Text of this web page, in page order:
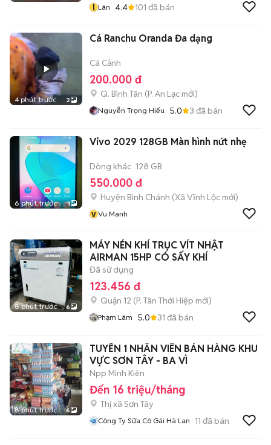
l Lân 4.4 101 đã bán
4 phút trước 2
Cá Ranchu Oranda Đa dạng
Cá Cảnh
200.000 đ
Q. Bình Tân (P. An Lạc mới)
Nguyễn Trọng Hiếu 5.0 3 đã bán
6 phút trước 1
Vivo 2029 128GB Màn hình nứt nhẹ
Dòng khác 128 GB
550.000 đ
Huyện Bình Chánh (Xã Vĩnh Lộc mới)
v Vu Manh
8 phút trước 6
MÁY NÉN KHÍ TRỤC VÍT NHẬT
AIRMAN 15HP CÓ SẤY KHÍ
Đã sử dụng
123.456 đ
Quận 12 (P. Tân Thới Hiệp mới)
Phạm Lâm 5.0 31 đã bán
8 phút trước 6
TUYỂN 1 NHÂN VIÊN BÁN HÀNG KHU
VỰC SƠN TÂY - BA VÌ
Npp Minh Kiên
Đến 16 triệu/tháng
Thị xã Sơn Tây
Công Ty Sữa Cô Gái Hà Lan 11 đã bán